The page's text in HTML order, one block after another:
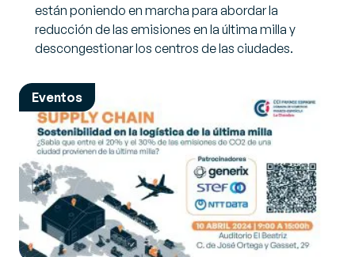
están poniendo en marcha para abordar la
reducción de las emisiones en la última milla y
descongestionar los centros de las ciudades.
Eventos